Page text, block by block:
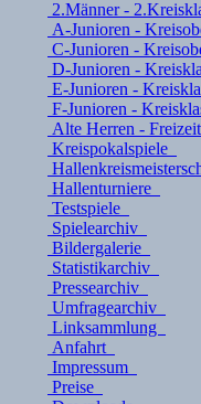
2.Männer -
A-Junioren -
C-Junioren -
D-Junioren -
E-Junioren -
F-Junioren -
Alte Herren -
Kreispokalspiele
Hallenturniere
Testspiele
Spielearchiv
Bildergalerie
Statistikarchiv
Pressearchiv
Umfragearchiv
Linksammlung
Anfahrt
Impressum
Preise